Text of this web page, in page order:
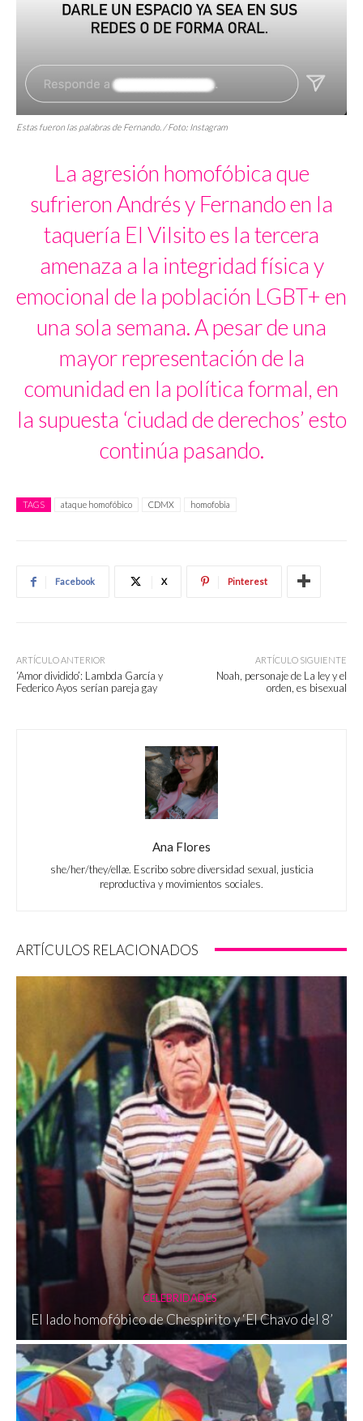
Estas fueron las palabras de Fernando. / Foto: Instagram
La agresión homofóbica que
sufrieron Andrés y Fernando en la
taquería El Vilsito es la tercera
amenaza a la integridad física y
emocional de la población LGBT+ en
una sola semana. A pesar de una
mayor representación de la
comunidad en la política formal, en
la supuesta ‘ciudad de derechos’ esto
continúa pasando.
TAGS ataque homofóbico CDMX homofobia
Facebook X Pinterest
ARTÍCULO ANTERIOR
‘Amor dividido’: Lambda García y
Federico Ayos serían pareja gay
ARTÍCULO SIGUIENTE
Noah, personaje de La ley y el
orden, es bisexual
Ana Flores
she/her/they/ellæ. Escribo sobre diversidad sexual, justicia
reproductiva y movimientos sociales.
ARTÍCULOS RELACIONADOS
CELEBRIDADES
El lado homofóbico de Chespirito y ‘El Chavo del 8’